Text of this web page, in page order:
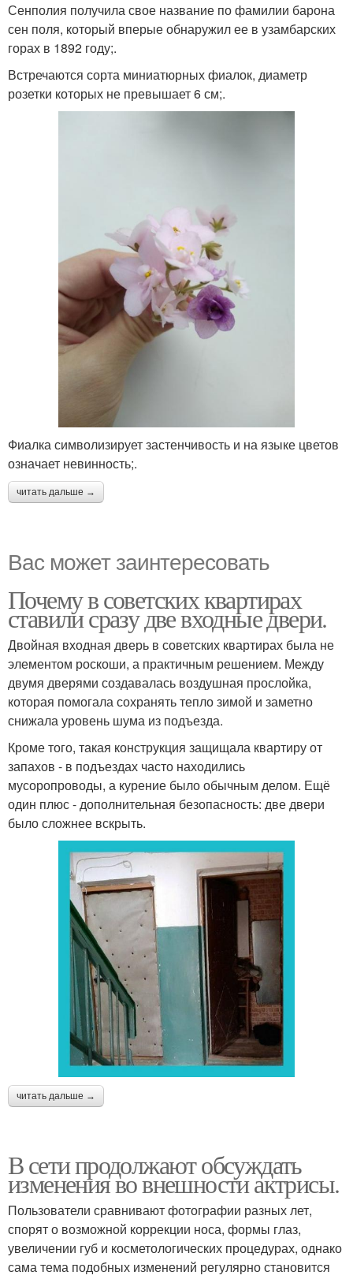
Сенполия получила свое название по фамилии барона
сен поля, который вперые обнаружил ее в узамбарских
горах в 1892 году;.
Встречаются сорта миниатюрных фиалок, диаметр
розетки которых не превышает 6 см;.
Фиалка символизирует застенчивость и на языке цветов
означает невинность;.
читать дальше →
Вас может заинтересовать
Почему в советских квартирах
ставили сразу две входные двери.
Двойная входная дверь в советских квартирах была не
элементом роскоши, а практичным решением. Между
двумя дверями создавалась воздушная прослойка,
которая помогала сохранять тепло зимой и заметно
снижала уровень шума из подъезда.
Кроме того, такая конструкция защищала квартиру от
запахов - в подъездах часто находились
мусоропроводы, а курение было обычным делом. Ещё
один плюс - дополнительная безопасность: две двери
было сложнее вскрыть.
читать дальше →
В сети продолжают обсуждать
изменения во внешности актрисы.
Пользователи сравнивают фотографии разных лет,
спорят о возможной коррекции носа, формы глаз,
увеличении губ и косметологических процедурах, однако
сама тема подобных изменений регулярно становится